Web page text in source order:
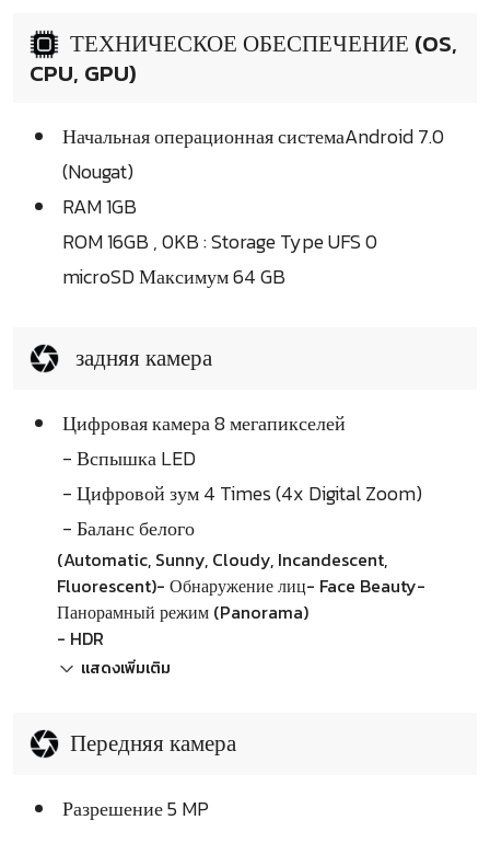
ТЕХНИЧЕСКОЕ ОБЕСПЕЧЕНИЕ (OS,
CPU, GPU)
Начальная операционная системаAndroid 7.0
(Nougat)
RAM 1GB
ROM 16GB , 0KB : Storage Type UFS 0
microSD Максимум 64 GB
задняя камера
Цифровая камера 8 мегапикселей
- Вспышка LED
- Цифровой зум 4 Times (4x Digital Zoom)
- Баланс белого
(Automatic, Sunny, Cloudy, Incandescent,
Fluorescent)- Обнаружение лиц- Face Beauty-
Панорамный режим (Panorama)
- HDR
แสดงเพิ่มเติม
Передняя камера
Разрешение 5 MP